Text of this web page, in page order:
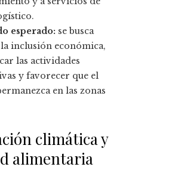
esperado: se busca
inclusión económica,
las actividades
y favorecer que el
en las zonas
climática y
alimentaria